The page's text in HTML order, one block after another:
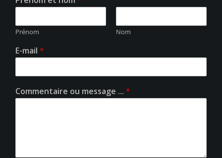
Prénom Nom
E-mail *
Commentaire ou message ... *